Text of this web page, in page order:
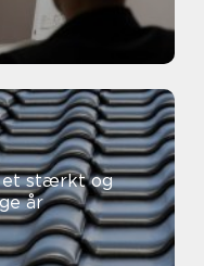
et stærkt og
år